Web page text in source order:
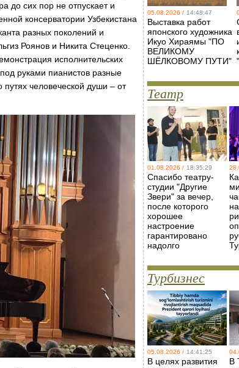
до сих пор не отпускает и
консерватории Узбекистана
разных поколений и
Роянов и Никита Стеценко.
исполнительских
руками пианистов разные
человеческой души – от
05.08.2026 / 14:48:47
Выставка работ
японского художника
Икуо Хираямы "ПО
ВЕЛИКОМУ
ШЁЛКОВОМУ ПУТИ"
Театр
01.08.2026 / 18:35:29
Спасибо театру-
студии "Другие
Звери" за вечер,
после которого
хорошее
настроение
гарантировано
надолго
Турбизнес
05.08.2026 / 14:41:25
В целях развития
В